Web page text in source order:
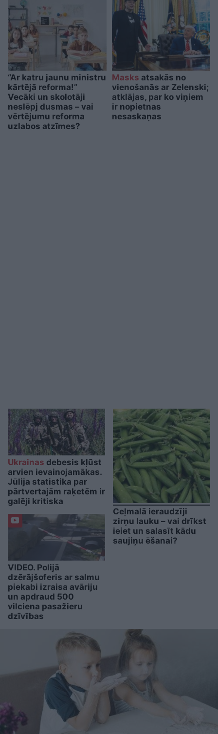
“Ar katru jaunu ministru
kārtējā reforma!”
Vecāki un skolotāji
neslēpj dusmas – vai
vērtējumu reforma
uzlabos atzīmes?
Masks atsakās no
vienošanās ar Zelenski;
atklājas, par ko viņiem
ir nopietnas
nesaskaņas
Ukrainas debesis kļūst
arvien ievainojamākas.
Jūlija statistika par
pārtvertajām raķetēm ir
galēji kritiska
VIDEO. Polijā
dzērājšoferis ar salmu
piekabi izraisa avāriju
un apdraud 500
vilciena pasažieru
dzīvības
Ceļmalā ieraudzīji
zirņu lauku – vai drīkst
ieiet un salasīt kādu
saujiņu ēšanai?